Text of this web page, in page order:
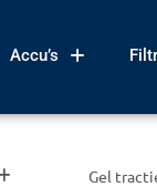
Accu’s
Gel